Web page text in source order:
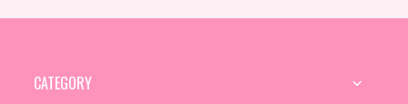
CATEGORY